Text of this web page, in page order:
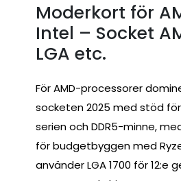
Moderkort för
Intel – Socket
LGA etc.
För AMD-processorer
socketen 2025 med stöd
serien och DDR5-minne,
för budgetbyggen med
använder LGA 1700 för 12:e